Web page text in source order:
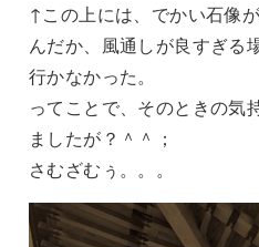
↑この上には、でかい石像
んだか、風通しが良すぎる
行かなかった。
ってことで、そのときの気
ましたが？＾＾；
さむざむぅ。。。